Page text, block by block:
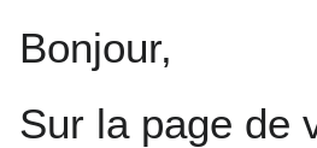
Bonjour,
Sur la page de